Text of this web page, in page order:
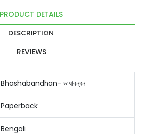
PRODUCT DETAILS
DESCRIPTION
REVIEWS
Bhashabandhan- ভাষাবন্ধন
Paperback
Bengali